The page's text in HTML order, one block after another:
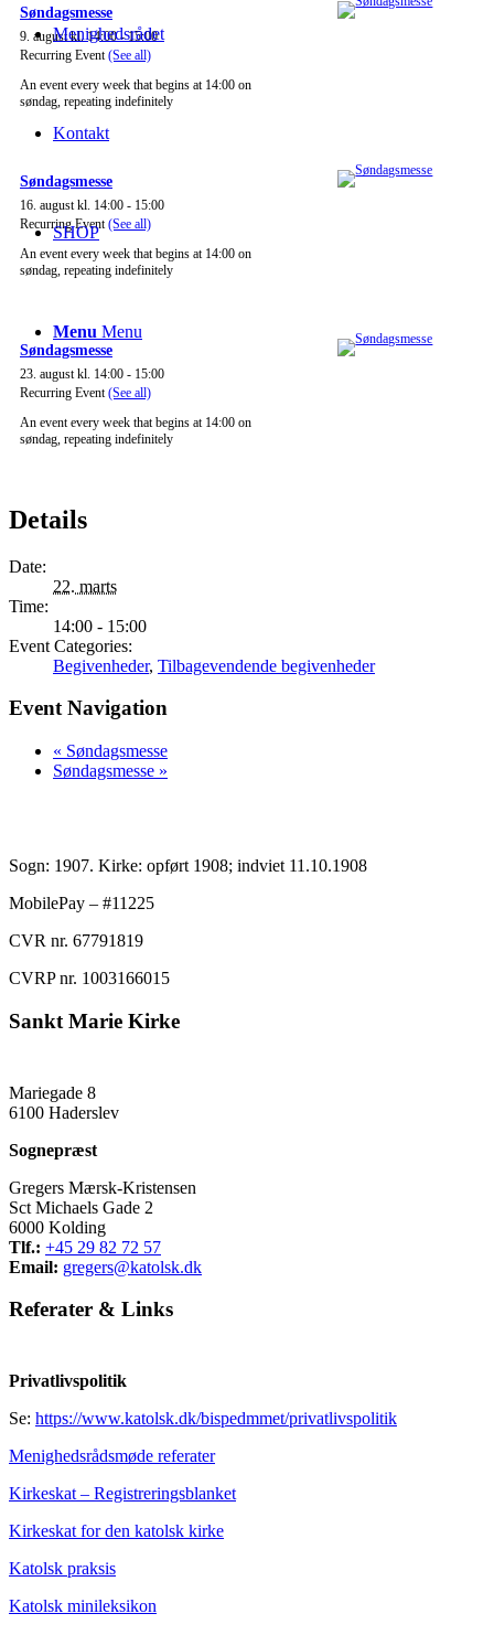
Menighedsrådet
Kontakt
SHOP
Menu Menu
Søndagsmesse
9. august kl. 14:00-15:00
Recurring Event(See all)
An event every week that begins at 14:00 on
søndag, repeating indefinitely
Søndagsmesse
16. august kl. 14:00 - 15:00
Recurring Event(See all)
An event every week that begins at 14:00 on
søndag, repeating indefinitely
Søndagsmesse
23. august kl. 14:00 - 15:00
Recurring Event(See all)
An event every week that begins at 14:00 on
søndag, repeating indefinitely
Details
Date:
22. marts
Time:
14:00 - 15:00
Event Categories:
Begivenheder, Tilbagevendende begivenheder
Event Navigation
« Søndagsmesse
Søndagsmesse »
Sogn: 1907. Kirke: opført 1908; indviet 11.10.1908
MobilePay – #11225
CVR nr. 67791819
CVRP nr. 1003166015
Sankt Marie Kirke
Mariegade 8
6100 Haderslev
Sognepræst
Gregers Mærsk-Kristensen
Sct Michaels Gade 2
6000 Kolding
Tlf.: +45 29 82 72 57
Email: gregers@katolsk.dk
Referater & Links
Privatlivspolitik
Se: https://www.katolsk.dk/bispedmmet/privatlivspolitik
Menighedsrådsmøde referater
Kirkeskat – Registreringsblanket
Kirkeskat for den katolsk kirke
Katolsk praksis
Katolsk minileksikon